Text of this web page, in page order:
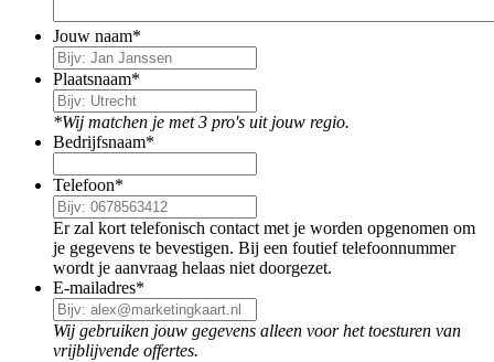
Jouw naam*
Plaatsnaam*
*Wij matchen je met 3 pro's uit jouw regio.
Bedrijfsnaam*
Telefoon*
Er zal kort telefonisch contact met je worden opgenomen om
je gegevens te bevestigen. Bij een foutief telefoonnummer
wordt je aanvraag helaas niet doorgezet.
E-mailadres*
Wij gebruiken jouw gegevens alleen voor het toesturen van
vrijblijvende offertes.